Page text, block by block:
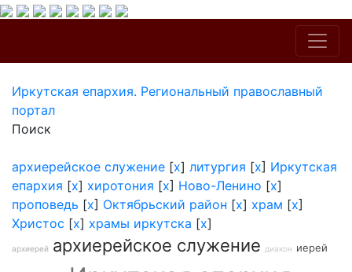
Иркутская епархия. Региональный православный
портал
Поиск
архиерейское служение [x] литургия [x] Иркутская
епархия [x] хиротония [x] Ново-Ленино [x]
проповедь [x] Октябрьский район [x] храм [x]
Христос [x] храмы иркутска [x]
архиерей архиерейское служение диакон иерей